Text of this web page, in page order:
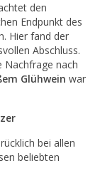
den
Endpunkt des
Hier fand der
Abschluss.
Nachfrage nach
Glühwein war
bei allen
beliebten